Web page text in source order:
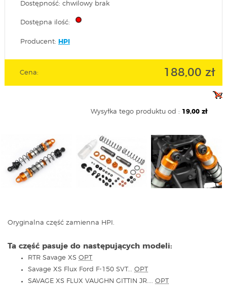
Dostępność: chwilowy brak
Dostępna ilość:
Producent: HPI
Cena: 188,00 zł
Wysyłka tego produktu od : 19,00 zł
Oryginalna część zamienna HPI.
Ta część pasuje do następujących modeli:
RTR Savage XS OPT
Savage XS Flux Ford F-150 SVT... OPT
SAVAGE XS FLUX VAUGHN GITTIN JR.... OPT